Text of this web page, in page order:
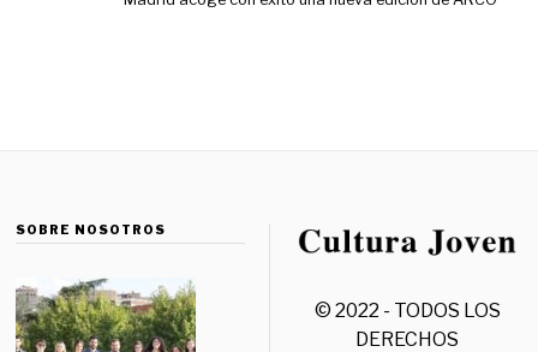
SOBRE NOSOTROS
© 2022 - TODOS LOS
DERECHOS